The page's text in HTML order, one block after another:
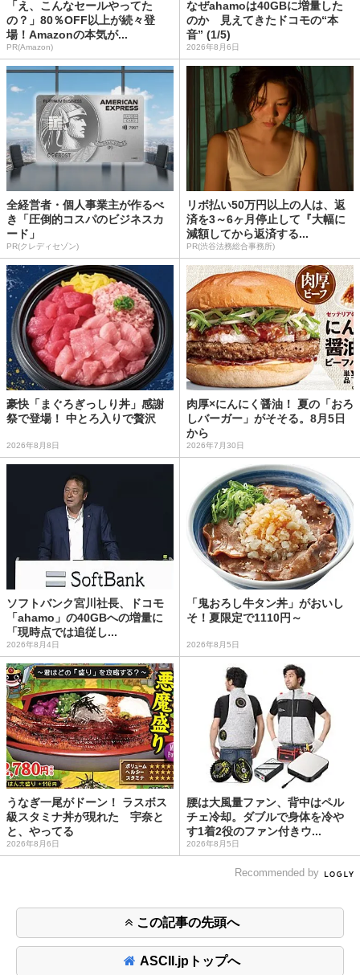
「え、こんなセールやってた
の？」80％OFF以上が続々登
場！Amazonの本気が...
PR(Amazon)
なぜahamoは40GBに増量した
のか 見えてきたドコモの“本
音” (1/5)
2026年8月6日
全経営者・個人事業主が作るべ
き「圧倒的コスパのビジネスカ
ード」
PR(クレディセゾン)
リボ払い50万円以上の人は、返
済を3～6ヶ月停止して『大幅に
減額してから返済する...
PR(渋谷法務総合事務所)
豪快「まぐろぎっしり丼」感謝
祭で登場！ 中とろ入りで贅沢
2026年8月8日
肉厚×にんにく醤油！ 夏の「おろ
しバーガー」がそそる。8月5日
から
2026年7月30日
ソフトバンク宮川社長、ドコモ
「ahamo」の40GBへの増量に
「現時点では追従し...
2026年8月4日
「鬼おろし牛タン丼」がおいし
そ！夏限定で1110円～
2026年8月5日
うなぎ一尾がドーン！ ラスボス
級スタミナ丼が現れた 宇奈と
と、やってる
2026年8月6日
腰は大風量ファン、背中はペル
チェ冷却。ダブルで身体を冷や
す1着2役のファン付きウ...
2026年8月5日
Recommended by
この記事の先頭へ
ASCII.jpトップへ